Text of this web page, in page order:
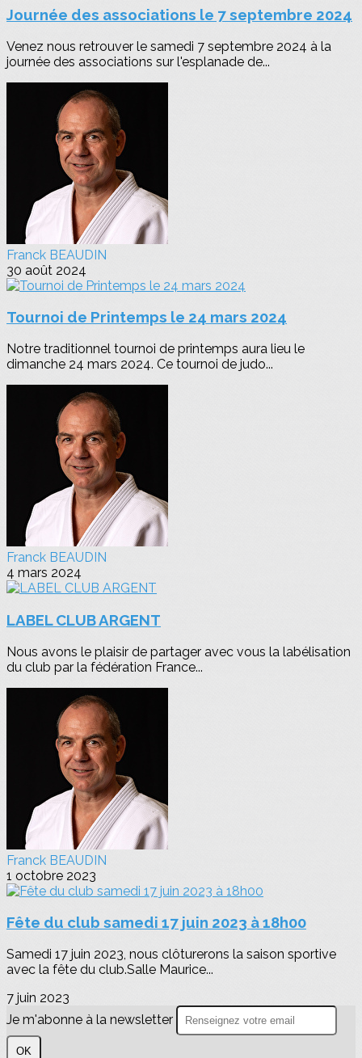
Journée des associations le 7 septembre 2024
Venez nous retrouver le samedi 7 septembre 2024 à la
journée des associations sur l'esplanade de...
Franck BEAUDIN
30 août 2024
Tournoi de Printemps le 24 mars 2024
Notre traditionnel tournoi de printemps aura lieu le
dimanche 24 mars 2024. Ce tournoi de judo...
Franck BEAUDIN
4 mars 2024
LABEL CLUB ARGENT
Nous avons le plaisir de partager avec vous la labélisation
du club par la fédération France...
Franck BEAUDIN
1 octobre 2023
Fête du club samedi 17 juin 2023 à 18h00
Samedi 17 juin 2023, nous clôturerons la saison sportive
avec la fête du club.Salle Maurice...
7 juin 2023
Je m'abonne à la newsletter
OK